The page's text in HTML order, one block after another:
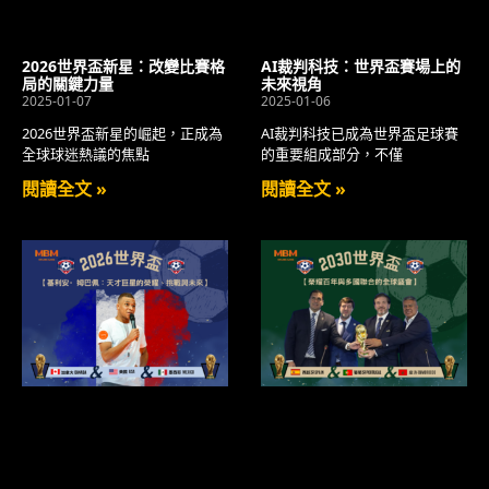
2026世界盃新星：改變比賽格
局的關鍵力量
2025-01-07
2026世界盃新星的崛起，正成為
全球球迷熱議的焦點
閱讀全文 »
AI裁判科技：世界盃賽場上的
未來視角
2025-01-06
AI裁判科技已成為世界盃足球賽
的重要組成部分，不僅
閱讀全文 »